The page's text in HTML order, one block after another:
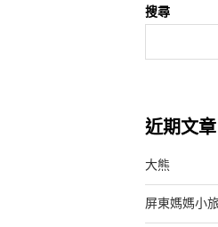
搜尋
近期文章
大熊
屏東媽媽小